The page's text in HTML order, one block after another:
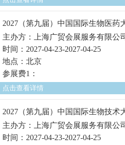
2027（第九届）中国国际生物医药
主办方：上海广贸会展服务有限公
时间：2027-04-23-2027-04-25
地点：北京
参展费1：
点击查看详情
2027（第九届）中国国际生物技术
主办方：上海广贸会展服务有限公
时间：2027-04-23-2027-04-25